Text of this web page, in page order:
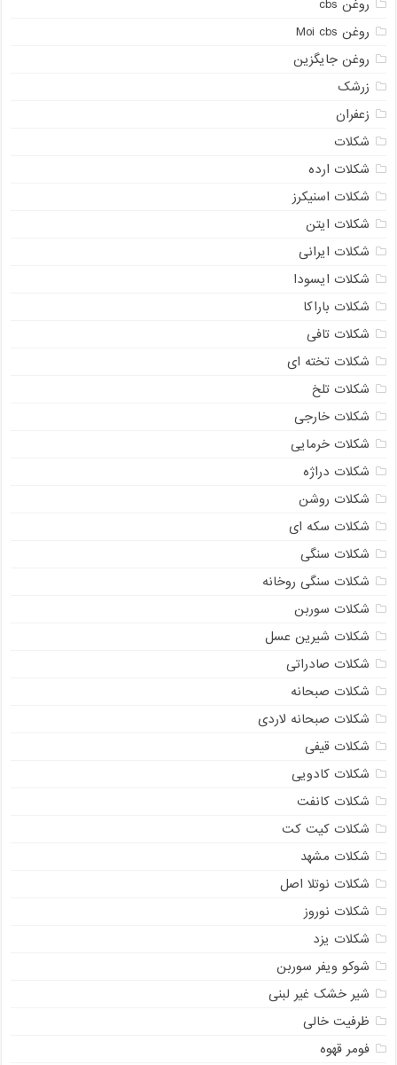
روغن cbs
روغن Moi cbs
روغن جایگزین
زرشک
زعفران
شکلات
شکلات ارده
شکلات اسنیکرز
شکلات ایتن
شکلات ایرانی
شکلات ایسودا
شکلات باراکا
شکلات تافی
شکلات تخته ای
شکلات تلخ
شکلات خارجی
شکلات خرمایی
شکلات دراژه
شکلات روشن
شکلات سکه ای
شکلات سنگی
شکلات سنگی روخانه
شکلات سوربن
شکلات شیرین عسل
شکلات صادراتی
شکلات صبحانه
شکلات صبحانه لاردی
شکلات قیفی
شکلات کادویی
شکلات کانفت
شکلات کیت کت
شکلات مشهد
شکلات نوتلا اصل
شکلات نوروز
شکلات یزد
شوکو ویفر سوربن
شیر خشک غیر لبنی
ظرفیت خالی
فومر قهوه